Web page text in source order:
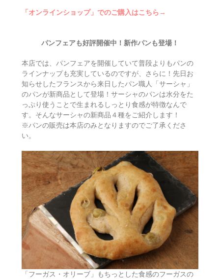
「オンラインショップ」でのご購入はこちら→
パンフェアも好評開催中！新作パンも登場！
本店では、パンフェアを開催していて普段よりもパンの
ラインナップも充実しているのですが、さらに！先日お
知らせしたフランスから来日したパン職人「サーシャ」
のパンが新商品として登場！サーシャのパンは水分をた
っぷり使うことで生まれるしっとり食感が特徴なんで
す。そんなサーシャの新商品４種をご紹介します！
※パンの販売は本店のみとなりますのでご了承くださ
い。
「フーガス・オリーブ」もちっとした食感のフーガスの